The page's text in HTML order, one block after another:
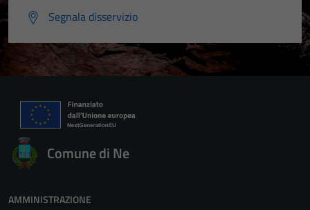
Segnala disservizio
Comune di Ne
AMMINISTRAZIONE